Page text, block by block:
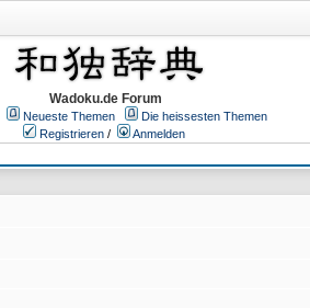
Wadoku.de Forum
Neueste Themen
Die heissesten Themen
Registrieren /
Anmelden